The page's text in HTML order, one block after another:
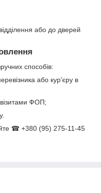
або до дверей
способів:
або кур'єру в
ФОП;
☎ +380 (95) 275-11-45